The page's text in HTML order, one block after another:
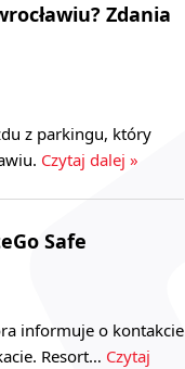
Zdania
z parkingu, który
Czytaj dalej »
Safe
informuje o kontakcie
Resort… Czytaj